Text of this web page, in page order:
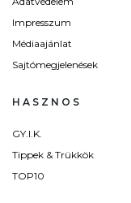
Impresszum
Médiaajánlat
Sajtómegjelenések
HASZNOS
GY.I.K.
Tippek & Trükkök
TOP10